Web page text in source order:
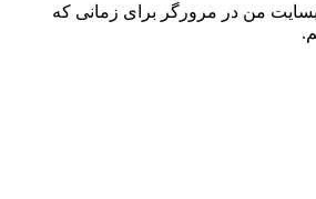
من در مرورگر برای زمانی که